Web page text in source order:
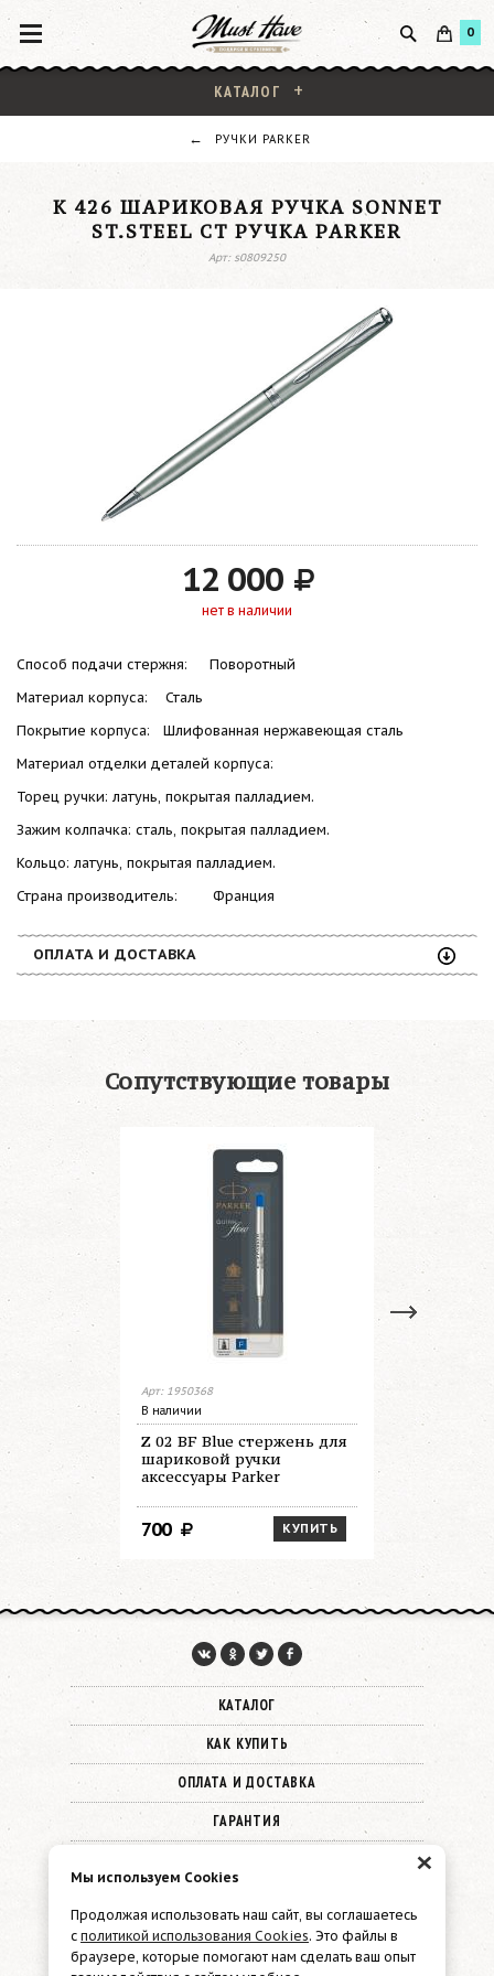
0
КАТАЛОГ
РУЧКИ PARKER
K 426 ШАРИКОВАЯ РУЧКА SONNET
ST.STEEL CT РУЧКА PARKER
Арт: s0809250
12 000
нет в наличии
Способ подачи стержня: Поворотный
Материал корпуса: Сталь
Покрытие корпуса: Шлифованная нержавеющая сталь
Материал отделки деталей корпуса:
Торец ручки: латунь, покрытая палладием.
Зажим колпачка: сталь, покрытая палладием.
Кольцо: латунь, покрытая палладием.
Страна производитель: Франция
ОПЛАТА И ДОСТАВКА
Сопутствующие товары
Арт: 1950368
В наличии
Z 02 BF Blue стержень для
шариковой ручки
аксессуары Parker
КУПИТЬ
700
Нет в
Z 02 BM
КАТАЛОГ
КАК КУПИТЬ
ОПЛАТА И ДОСТАВКА
ГАРАНТИЯ
×
Мы используем Cookies
Продолжая использовать наш сайт, вы соглашаетесь
с политикой использования Cookies. Это файлы в
браузере, которые помогают нам сделать ваш опыт